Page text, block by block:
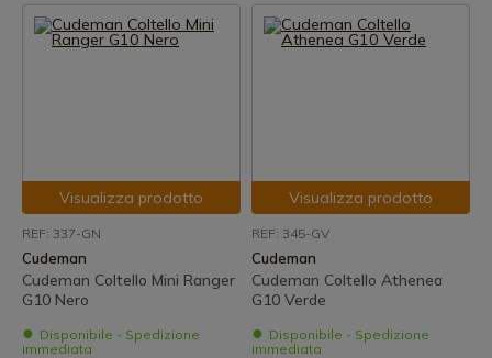
Visualizza prodotto
REF: 337-GN
Cudeman
Cudeman Coltello Mini Ranger
G10 Nero
Disponibile - Spedizione
immediata
Visualizza prodotto
REF: 345-GV
Cudeman
Cudeman Coltello Athenea
G10 Verde
Disponibile - Spedizione
immediata